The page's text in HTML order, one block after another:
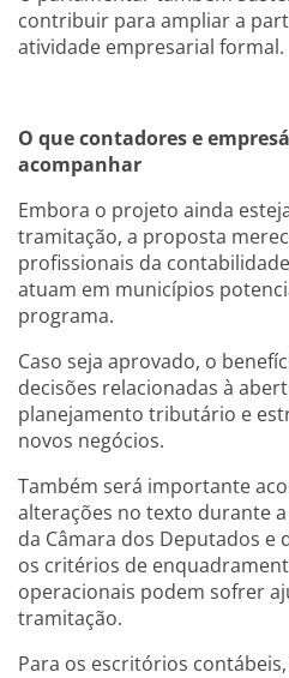
contribuir para ampliar a
atividade empresarial formal.
O que contadores e
acompanhar
Embora o projeto ainda
tramitação, a proposta
profissionais da
atuam em municípios
programa.
Caso seja aprovado, o
decisões relacionadas à
planejamento tributário e
novos negócios.
Também será importante
alterações no texto durante
da Câmara dos Deputados e
os critérios de
operacionais podem sofrer
tramitação.
Para os escritórios